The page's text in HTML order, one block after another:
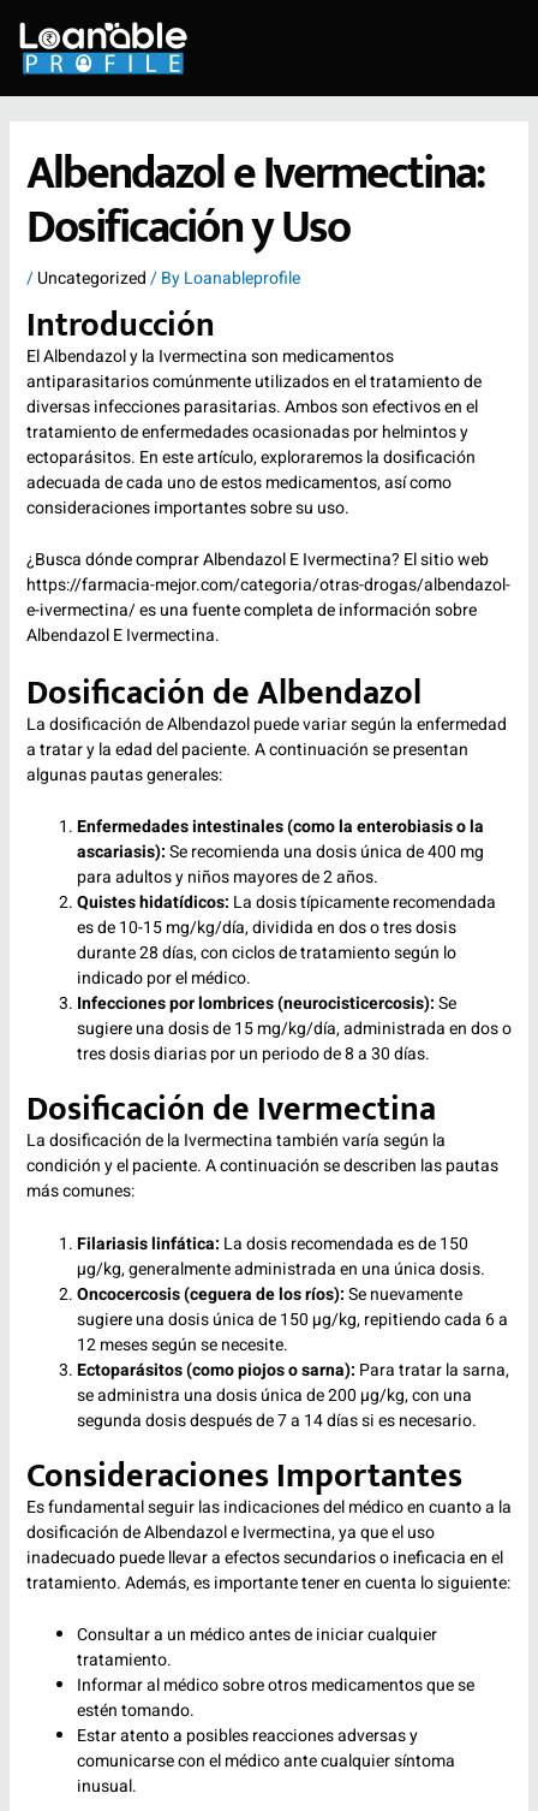
content
Albendazol e Ivermectina:
Dosificación y Uso
/Uncategorized/ ByLoanableprofile
Introducción
El Albendazol y la Ivermectina son medicamentos
antiparasitarios comúnmente utilizados en el tratamiento de
diversas infecciones parasitarias. Ambos son efectivos en el
tratamiento de enfermedades ocasionadas por helmintos y
ectoparásitos. En este artículo, exploraremos la dosificación
adecuada de cada uno de estos medicamentos, así como
consideraciones importantes sobre su uso.
¿Busca dónde comprar Albendazol E Ivermectina? El sitio web
https://farmacia-mejor.com/categoria/otras-drogas/albendazol-
e-ivermectina/es una fuente completa de información sobre
Albendazol E Ivermectina.
Dosificación de Albendazol
La dosificación de Albendazol puede variar según la enfermedad
a tratar y la edad del paciente. A continuación se presentan
algunas pautas generales:
Enfermedades intestinales (como la enterobiasis o la
ascariasis):Se recomienda una dosis única de 400 mg
para adultos y niños mayores de 2 años.
Quistes hidatídicos: La dosis típicamente recomendada
es de 10-15 mg/kg/día, dividida en dos o tres dosis
durante 28 días, con ciclos de tratamiento según lo
indicado por el médico.
Infecciones por lombrices (neurocisticercosis):Se
sugiere una dosis de 15 mg/kg/día, administrada en dos o
tres dosis diarias por un periodo de 8 a 30 días.
Dosificación de Ivermectina
La dosificación de la Ivermectina también varía según la
condición y el paciente. A continuación se describen las pautas
más comunes:
Filariasis linfática: La dosis recomendada es de 150
µg/kg, generalmente administrada en una única dosis.
Oncocercosis (ceguera de los ríos):Se nuevamente
sugiere una dosis única de 150 µg/kg, repitiendo cada 6 a
12 meses según se necesite.
Ectoparásitos (como piojos o sarna): Para tratar la sarna,
se administra una dosis única de 200 µg/kg, con una
segunda dosis después de 7 a 14 días si es necesario.
Consideraciones Importantes
Es fundamental seguir las indicaciones del médico en cuanto a la
dosificación de Albendazol e Ivermectina, ya que el uso
inadecuado puede llevar a efectos secundarios o ineficacia en el
tratamiento. Además, es importante tener en cuenta lo siguiente:
Consultar a un médico antes de iniciar cualquier
tratamiento.
Informar al médico sobre otros medicamentos que se
estén tomando.
Estar atento a posibles reacciones adversas y
comunicarse con el médico ante cualquier síntoma
inusual.